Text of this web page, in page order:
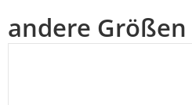
andere Größen